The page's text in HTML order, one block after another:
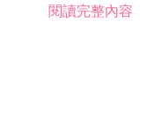
閱讀完整內容